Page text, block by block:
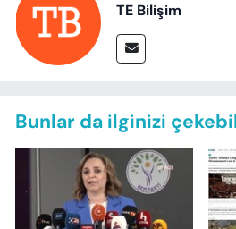
TE Bilişim
Bunlar da ilginizi